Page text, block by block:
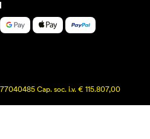
Cap. soc. i.v. € 115.807,00